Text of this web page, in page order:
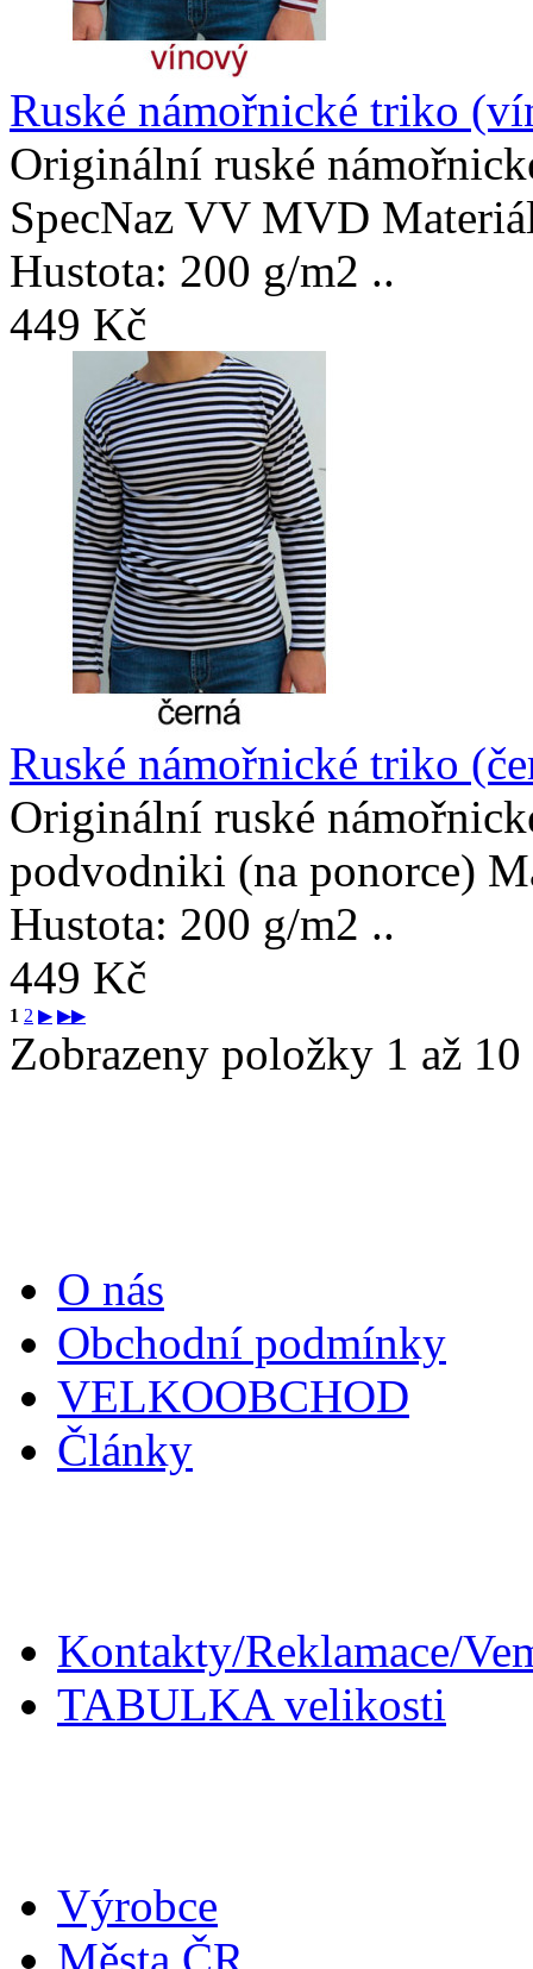
Ruské námořnické triko
Originální ruské
SpecNaz VV MVD
Hustota: 200 g/m2 ..
449 Kč
Ruské námořnické triko
Originální ruské
podvodniki (na ponorce)
Hustota: 200 g/m2 ..
449 Kč
1 2 ▶ ▶▶
Zobrazeny položky 1 až
O nás
Obchodní podmínky
VELKOOBCHOD
Články
Kontakty/Reklamace/
TABULKA velikosti
Výrobce
Města ČR